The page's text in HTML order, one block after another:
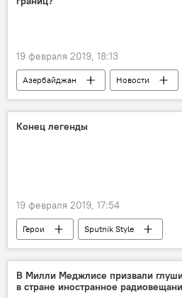
19 февраля 2019, 18:13
Азербайджан Новости
Россия
Конец легенды
19 февраля 2019, 17:54
Герои Sputnik Style
В Милли Меджлисе призвали
в стране иностранное